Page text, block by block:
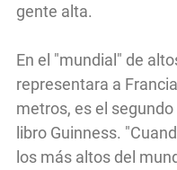
gente alta.
En el "mundial" de
representara a
metros, es el
libro Guinness.
los más altos del